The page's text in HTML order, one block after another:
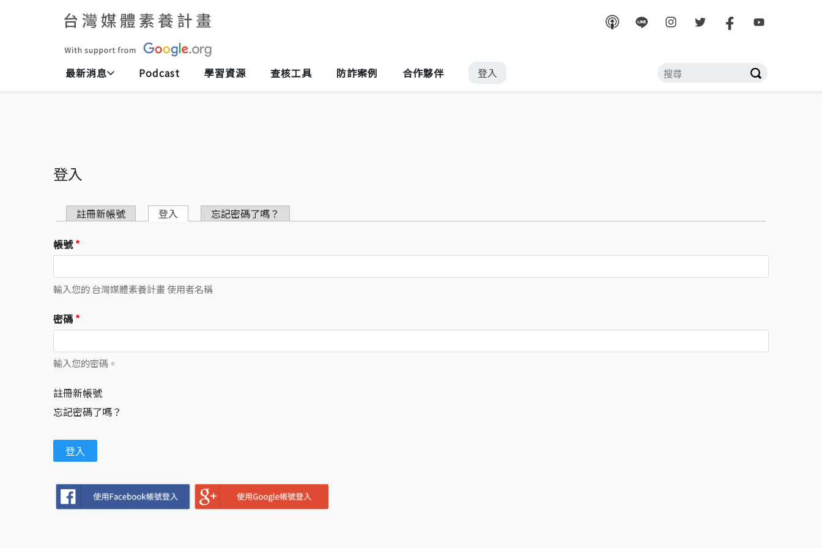
最新消息 Podcast 學習資源 查核工具 防詐案例 合作夥伴 登入
登入
主要索引標籤
註冊新帳號 登入 (作用中頁籤)忘記密碼了嗎？
帳號*
輸入您的 台灣媒體素養計畫 使用者名稱
密碼 *
輸入您的密碼。
註冊新帳號
忘記密碼了嗎？